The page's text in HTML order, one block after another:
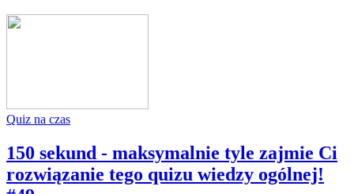
Quiz na czas
150 sekund - maksymalnie tyle zajmie Ci
rozwiązanie tego quizu wiedzy ogólnej!